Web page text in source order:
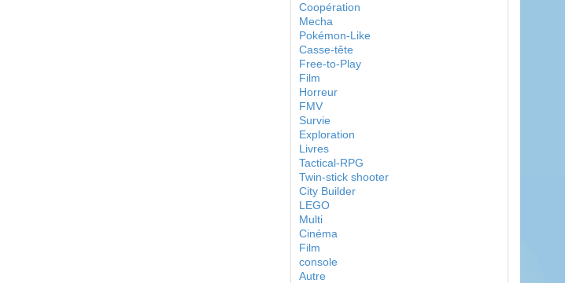
Coopération
Mecha
Pokémon-Like
Casse-tête
Free-to-Play
Film
Horreur
FMV
Survie
Exploration
Livres
Tactical-RPG
Twin-stick shooter
City Builder
LEGO
Multi
Cinéma
Film
console
Autre